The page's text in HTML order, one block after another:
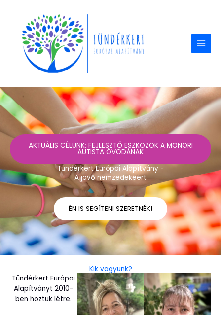
content
AKTUÁLIS CÉLUNK: FEJLESZTŐ ESZKÖZÖK A MONORI
AUTISTA ÓVODÁNAK
Tündérkert Európai Alapítvány -
A jövő nemzedékéért
ÉN IS SEGÍTENI SZERETNÉK!
Kik vagyunk?
Tündérkert Európai
Alapítványt 2010-
ben hoztuk létre.